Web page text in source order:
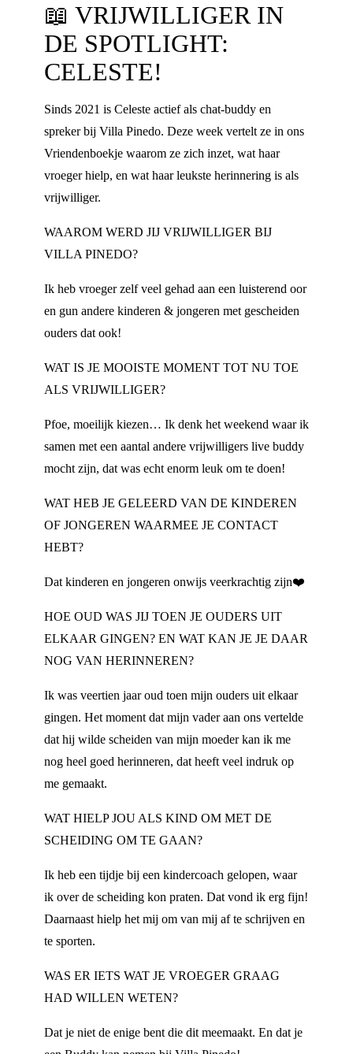
📖 VRIJWILLIGER IN
DE SPOTLIGHT:
CELESTE!
Sinds 2021 is Celeste actief als chat-buddy en
spreker bij Villa Pinedo. Deze week vertelt ze in ons
Vriendenboekje waarom ze zich inzet, wat haar
vroeger hielp, en wat haar leukste herinnering is als
vrijwilliger.
WAAROM WERD JIJ VRIJWILLIGER BIJ
VILLA PINEDO?
Ik heb vroeger zelf veel gehad aan een luisterend oor
en gun andere kinderen & jongeren met gescheiden
ouders dat ook!
WAT IS JE MOOISTE MOMENT TOT NU TOE
ALS VRIJWILLIGER?
Pfoe, moeilijk kiezen… Ik denk het weekend waar ik
samen met een aantal andere vrijwilligers live buddy
mocht zijn, dat was echt enorm leuk om te doen!
WAT HEB JE GELEERD VAN DE KINDEREN
OF JONGEREN WAARMEE JE CONTACT
HEBT?
Dat kinderen en jongeren onwijs veerkrachtig zijn❤️
HOE OUD WAS JIJ TOEN JE OUDERS UIT
ELKAAR GINGEN? EN WAT KAN JE JE DAAR
NOG VAN HERINNEREN?
Ik was veertien jaar oud toen mijn ouders uit elkaar
gingen. Het moment dat mijn vader aan ons vertelde
dat hij wilde scheiden van mijn moeder kan ik me
nog heel goed herinneren, dat heeft veel indruk op
me gemaakt.
WAT HIELP JOU ALS KIND OM MET DE
SCHEIDING OM TE GAAN?
Ik heb een tijdje bij een kindercoach gelopen, waar
ik over de scheiding kon praten. Dat vond ik erg fijn!
Daarnaast hielp het mij om van mij af te schrijven en
te sporten.
WAS ER IETS WAT JE VROEGER GRAAG
HAD WILLEN WETEN?
Dat je niet de enige bent die dit meemaakt. En dat je